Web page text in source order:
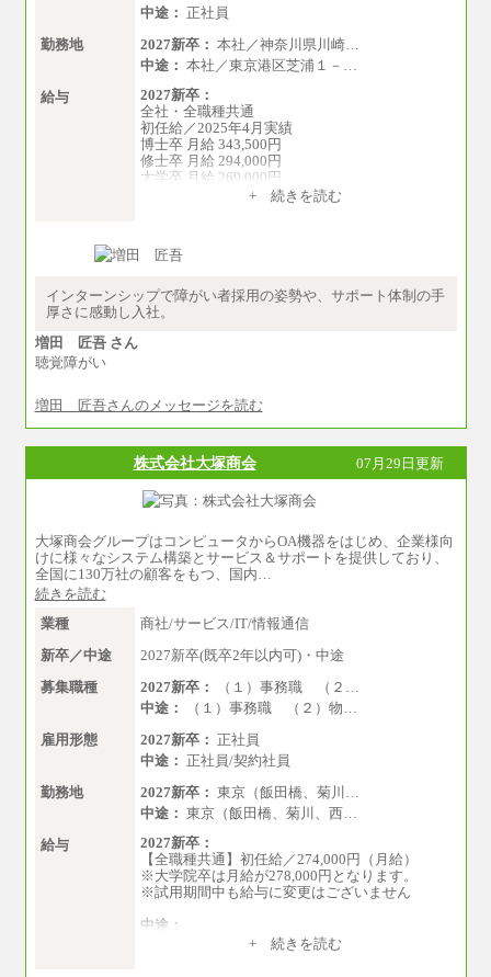
中途： 正社員
勤務地
2027新卒： 本社／神奈川県川崎…
中途： 本社／東京港区芝浦１－…
給与
2027新卒：
全社・全職種共通
初任給／2025年4月実績
博士卒 月給 343,500円
修士卒 月給 294,000円
大学卒 月給 269,000円
※試用期間の給与に変更はございません
ます。
円
+ 続きを読む
インターンシップで障がい者採用の姿勢や、サポート体制の手
厚さに感動し入社。
増田 匠吾 さん
聴覚障がい
増田 匠吾さんのメッセージを読む
株式会社大塚商会 07月29日更新
大塚商会グループはコンピュータからOA機器をはじめ、企業様向
けに様々なシステム構築とサービス＆サポートを提供しており、
全国に130万社の顧客をもつ、国内…
続きを読む
業種
商社/サービス/IT/情報通信
新卒／中途
2027新卒(既卒2年以内可)・中途
募集職種
2027新卒：
（１）事務職 （２…
中途：
（１）事務職 （２）物…
雇用形態
2027新卒： 正社員
中途： 正社員/契約社員
勤務地
2027新卒： 東京（飯田橋、菊川…
中途： 東京（飯田橋、菊川、西…
給与
2027新卒：
【全職種共通】初任給／274,000円（月給）
※大学院卒は月給が278,000円となります。
※試用期間中も給与に変更はございません
中途：
（１）～（４）274,000円（月給）～
+ 続きを読む